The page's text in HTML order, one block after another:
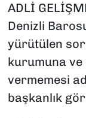
ADLİ
Denizli
yürütülen
kurumuna
vermemesi
başkanlık